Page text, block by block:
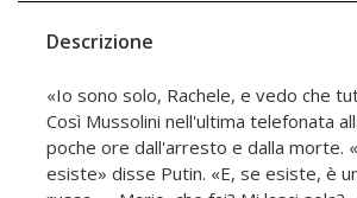
Descrizione
«Io sono solo, Rachele, e vedo che
Così Mussolini nell'ultima telefonata
poche ore dall'arresto e dalla morte.
esiste» disse Putin. «E, se esiste, è